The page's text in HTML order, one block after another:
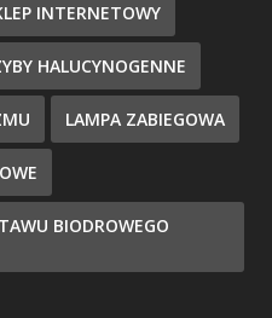
INTERNETOWY
HALUCYNOGENNE
LAMPA ZABIEGOWA
BIODROWEGO